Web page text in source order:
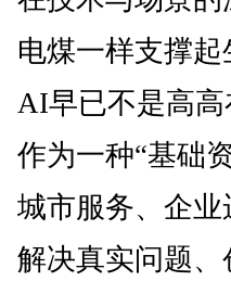
电煤一样支撑
AI早已不是高高
作为一种“基础
城市服务、企
解决真实问题